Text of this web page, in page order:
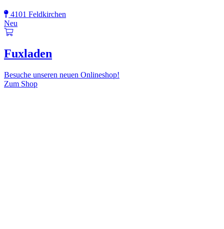
4101 Feldkirchen
Neu
Fuxladen
Besuche unseren neuen Onlineshop!
Zum Shop